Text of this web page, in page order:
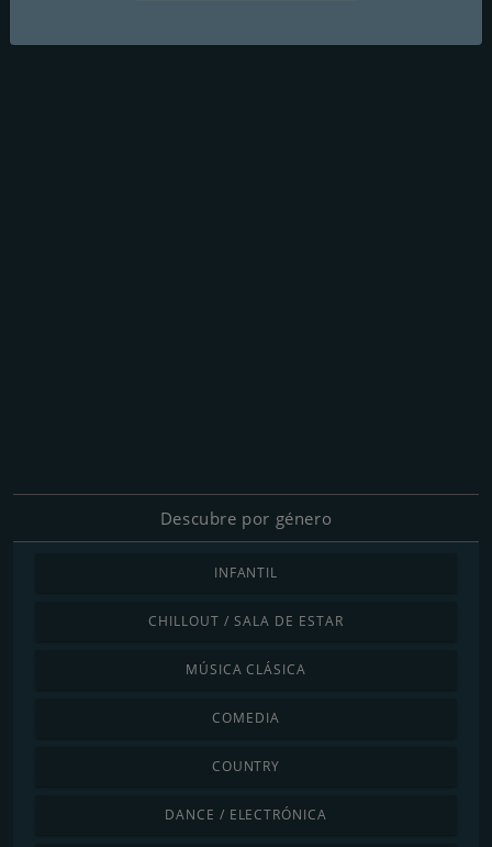
Descubre por género
INFANTIL
CHILLOUT / SALA DE ESTAR
MÚSICA CLÁSICA
COMEDIA
COUNTRY
DANCE / ELECTRÓNICA